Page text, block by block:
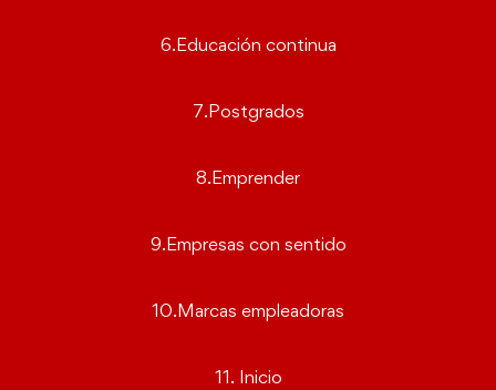
6.Educación continua
7.Postgrados
8.Emprender
9.Empresas con sentido
10.Marcas empleadoras
11. Inicio